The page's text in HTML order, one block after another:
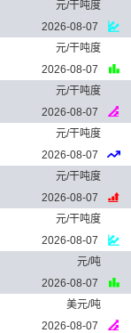
元/干吨度
2026-08-07
元/干吨度
2026-08-07
元/干吨度
2026-08-07
元/干吨度
2026-08-07
元/干吨度
2026-08-07
元/干吨度
2026-08-07
元/吨
2026-08-07
美元/吨
2026-08-07